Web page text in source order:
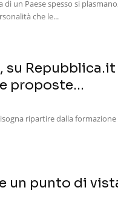
un Paese spesso si
che le...
su
proposte...
ripartire dalla formazione
un punto di